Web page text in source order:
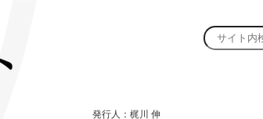
発行人：梶川 伸